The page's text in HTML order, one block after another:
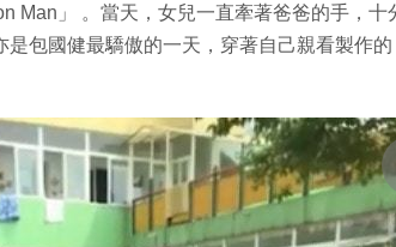
Man」 。當天，女兒一直牽著爸爸的手，十
包國健最驕傲的一天，穿著自己親看製作